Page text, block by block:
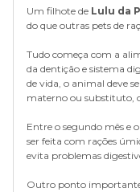
Um filhote de Lulu da
do que outras pets de
Tudo começa com a
da dentição e sistema
de vida, o animal deve
materno ou substituto,
Entre o segundo mês e
ser feita com rações
evita problemas
Outro ponto importante